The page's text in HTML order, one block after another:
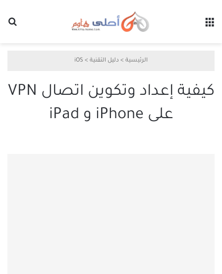
الرئيسية > دليل التقنية >
iOS
كيفية إعداد وتكوين اتصال VPN
على iPhone و iPad